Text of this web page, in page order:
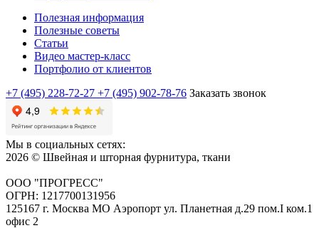
Полезная информация
Полезные советы
Статьи
Видео мастер-класс
Портфолио от клиентов
+7 (495) 228-72-27 +7 (495) 902-78-76 Заказать звонок
Мы в социальных сетях:
2026 © Швейная и шторная фурнитура, ткани
ООО "ПРОГРЕСС"
ОГРН: 1217700131956
125167 г. Москва МО Аэропорт ул. Планетная д.29 пом.I ком.1
офис 2